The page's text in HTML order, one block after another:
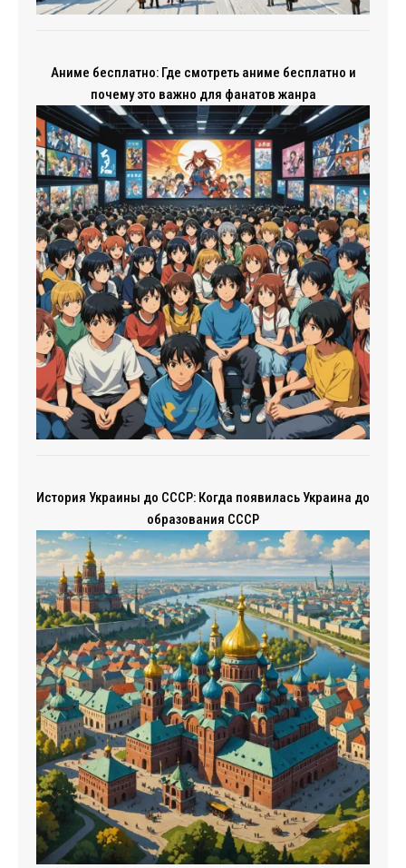
Аниме бесплатно: Где смотреть аниме бесплатно и
почему это важно для фанатов жанра
История Украины до СССР: Когда появилась Украина до
образования СССР